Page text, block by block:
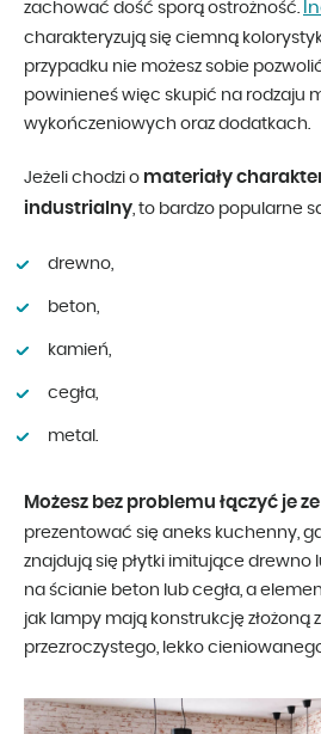
zachować dość sporą ostrożność.
charakteryzują się ciemną
przypadku nie możesz sobie
powinieneś więc skupić na rodzaju
wykończeniowych oraz dodatkach.
Jeżeli chodzi o materiały
industrialny, to bardzo popularne
drewno,
beton,
kamień,
cegła,
metal.
Możesz bez problemu łączyć je
prezentować się aneks kuchenny,
znajdują się płytki imitujące drewno
na ścianie beton lub cegła, a
jak lampy mają konstrukcję złożoną
przezroczystego, lekko